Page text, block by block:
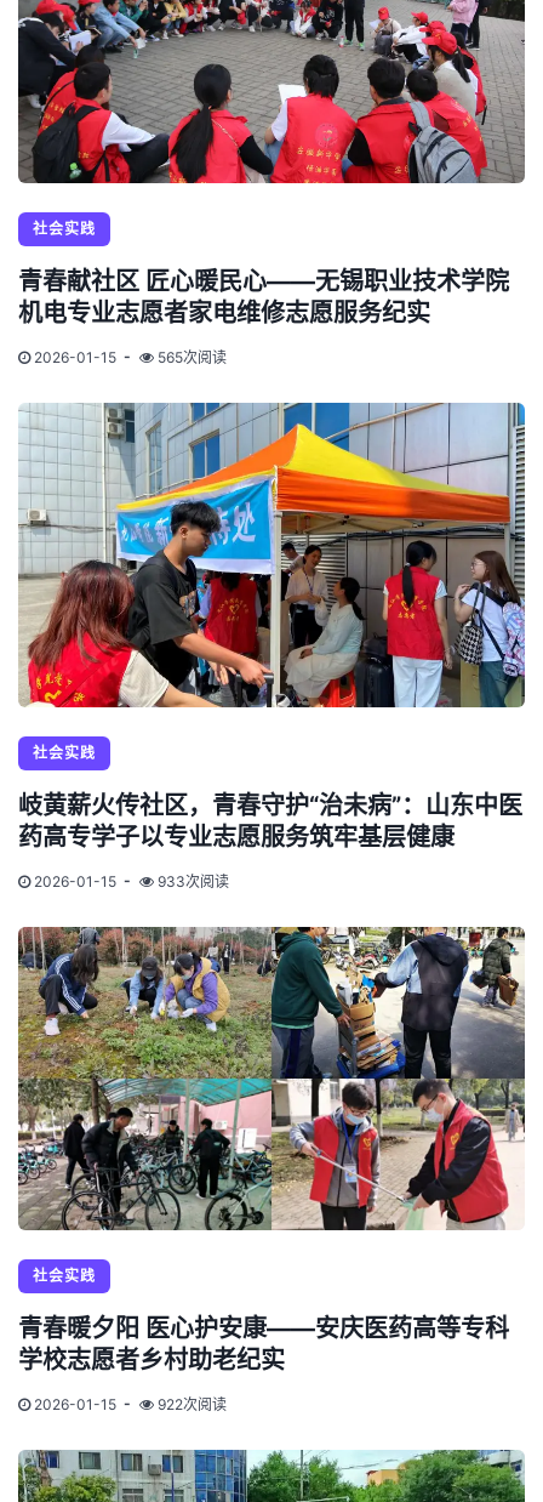
社会实践
青春献社区 匠心暖民心——无锡职业技术学院
机电专业志愿者家电维修志愿服务纪实
2026-01-15 565次阅读
社会实践
岐黄薪火传社区，青春守护“治未病”：山东中医
药高专学子以专业志愿服务筑牢基层健康
2026-01-15 933次阅读
社会实践
青春暖夕阳 医心护安康——安庆医药高等专科
学校志愿者乡村助老纪实
2026-01-15 922次阅读